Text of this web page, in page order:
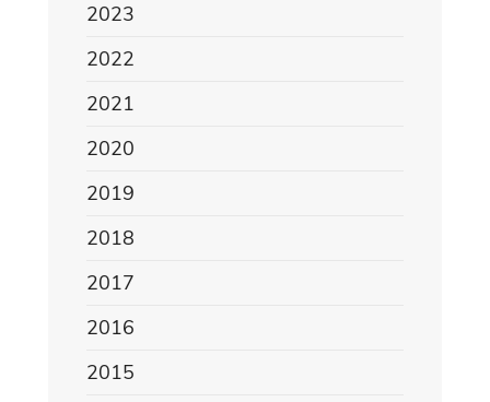
2023
2022
2021
2020
2019
2018
2017
2016
2015